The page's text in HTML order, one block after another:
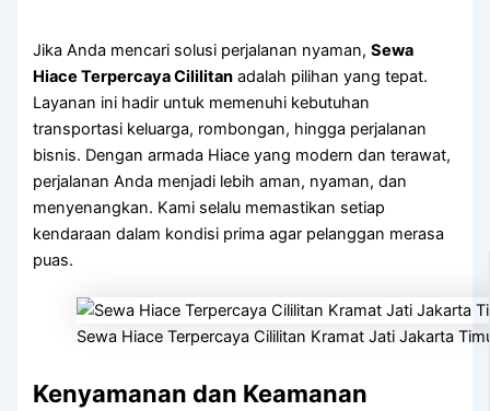
Jika Anda mencari solusi perjalanan nyaman,Sewa
Hiace Terpercaya Cililitan adalah pilihan yang tepat.
Layanan ini hadir untuk memenuhi kebutuhan
transportasi keluarga, rombongan, hingga perjalanan
bisnis. Dengan armada Hiace yang modern dan terawat,
perjalanan Anda menjadi lebih aman, nyaman, dan
menyenangkan. Kami selalu memastikan setiap
kendaraan dalam kondisi prima agar pelanggan merasa
puas.
Sewa Hiace Terpercaya Cililitan Kramat Jati Jakarta
Kenyamanan dan Keamanan